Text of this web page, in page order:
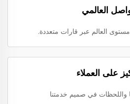
العالمي
العالم عبر قارات متعددة.
على العملاء
واللحظات في صميم خدمتنا